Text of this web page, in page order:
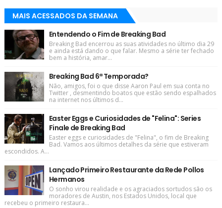
MAIS ACESSADOS DA SEMANA
Entendendo o Fim de Breaking Bad
Breaking Bad encerrou as suas atividades no último dia 29
e ainda está dando o que falar. Mesmo a série ter fechado
bem a história, amar...
Breaking Bad 6ª Temporada?
Não, amigos, foi o que disse Aaron Paul em sua conta no
Twitter , desmentindo boatos que estão sendo espalhados
na internet nos últimos d...
Easter Eggs e Curiosidades de "Felina": Series
Finale de Breaking Bad
Easter eggs e curiosidades de "Felina", o fim de Breaking
Bad. Vamos aos últimos detalhes da série que estiveram
escondidos. A...
Lançado Primeiro Restaurante da Rede Pollos
Hermanos
O sonho virou realidade e os agraciados sortudos são os
moradores de Austin, nos Estados Unidos, local que
recebeu o primeiro restaura...